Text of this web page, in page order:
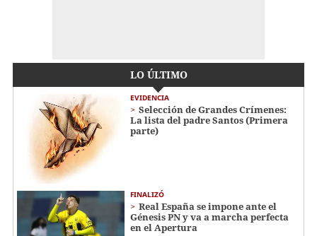
LO ÚLTIMO
EVIDENCIA
Selección de Grandes Crímenes:
La lista del padre Santos (Primera
parte)
FINALIZÓ
Real España se impone ante el
Génesis PN y va a marcha perfecta
en el Apertura